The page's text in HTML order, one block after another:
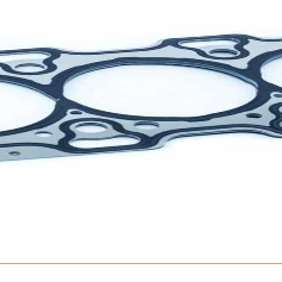
ГБЦ для двигателя Case